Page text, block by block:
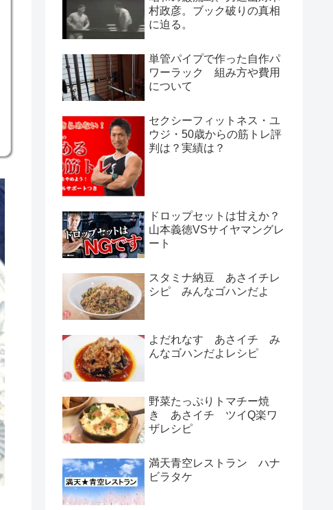
村政彦。ブック破りの真相
に迫る。
単管パイプで作った自作パ
ワーラック 組み方や費用
について
セクシーフィットネス・ユ
ウジ・50歳からの筋トレ評
判は？実績は？
ドロップセットは甘えか？
山本義徳VSサイヤマングレ
ート
スタミナ納豆 あさイチレ
シピ みんなゴハンだよ
よだれなす あさイチ み
んなゴハンだよレシピ
野菜たっぷりトマチー焼
き あさイチ ツイQ楽ワ
ザレシピ
満天青空レストラン ハナ
ビラタケ